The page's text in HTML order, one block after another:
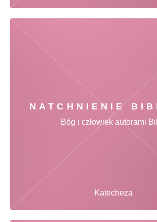
NATCHNIENIE
Katecheza
Bóg i człowiek autorami